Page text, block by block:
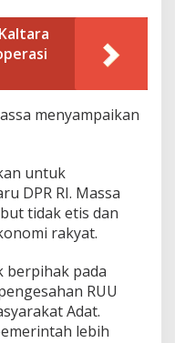
menyampaikan
untuk
DPR RI. Massa
tidak etis dan
rakyat.
berpihak pada
RUU
Adat.
lebih